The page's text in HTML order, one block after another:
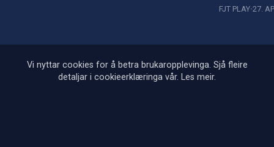
FJT PLAY 27.
Vi nyttar cookies for å betra brukaropplevinga. Sjå fleire
detaljar i cookieerklæringa vår. Les meir.